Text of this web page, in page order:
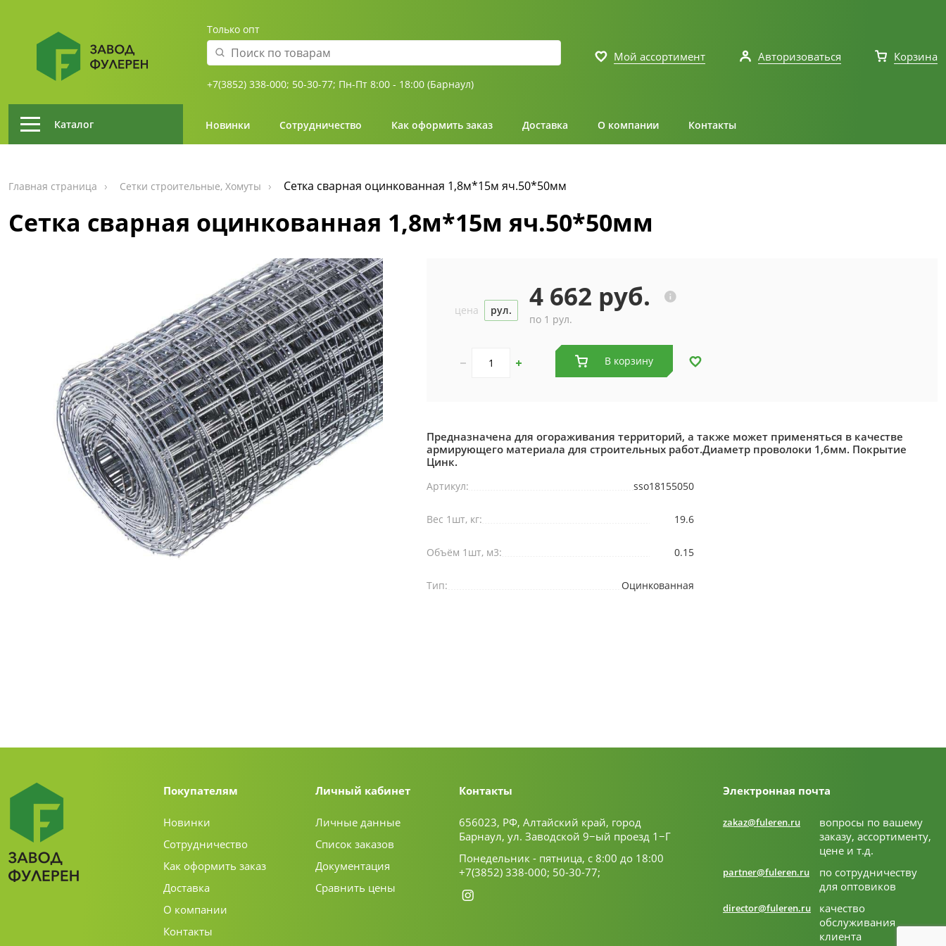
Только опт
+7(3852) 338-000; 50-30-77; Пн-Пт 8:00 - 18:00 (Барнаул)
Мой ассортимент Авторизоваться Корзина
Каталог Новинки Сотрудничество Как оформить заказ Доставка О компании Контакты
Главная страница Сетки строительные, Хомуты Сетка сварная оцинкованная 1,8м*15м яч.50*50мм
Сетка сварная оцинкованная 1,8м*15м яч.50*50мм
цена рул. 4 662 руб.
по 1 рул.
В корзину
Предназначена для огораживания территорий, а также может применяться в качестве
армирующего материала для строительных работ.Диаметр проволоки 1,6мм. Покрытие
Цинк.
Артикул: sso18155050
Вес 1шт, кг: 19.6
Объём 1шт, м3: 0.15
Тип: Оцинкованная
Покупателям
Новинки
Сотрудничество
Как оформить заказ
Доставка
О компании
Контакты
Личный кабинет
Личные данные
Список заказов
Документация
Сравнить цены
Контакты
656023, РФ, Алтайский край, город
Барнаул, ул. Заводской 9−ый проезд 1−Г
Понедельник - пятница, с 8:00 до 18:00
+7(3852) 338-000; 50-30-77;
Электронная почта
zakaz@fuleren.ru
вопросы по вашему
заказу, ассортименту,
цене и т.д.
partner@fuleren.ru
по сотрудничеству
для оптовиков
director@fuleren.ru
качество
обслуживания
клиента